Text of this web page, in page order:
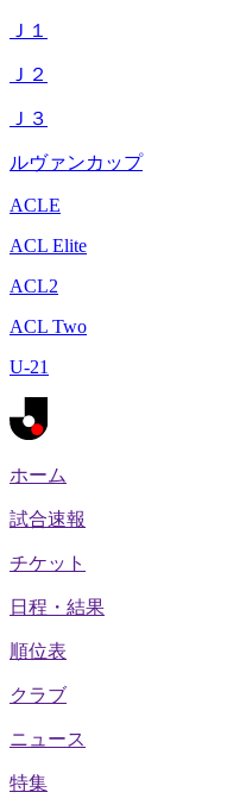
Ｊ１
Ｊ２
Ｊ３
ルヴァンカップ
ACLE
ACL Elite
ACL2
ACL Two
U-21
ホーム
試合速報
チケット
日程・結果
順位表
クラブ
ニュース
特集